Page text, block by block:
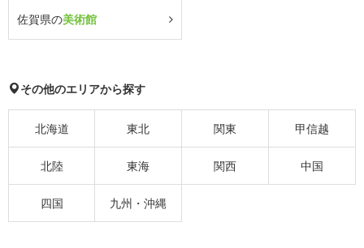
佐賀県の美術館
その他のエリアから探す
北海道 東北 関東 甲信越
北陸 東海 関西 中国
四国 九州・沖縄